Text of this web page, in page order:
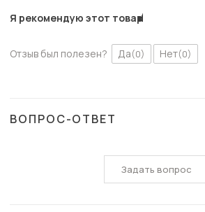
Я рекомендую этот товар
Отзыв был полезен? Да(0) Нет(0)
ВОПРОС-ОТВЕТ
Задать вопрос